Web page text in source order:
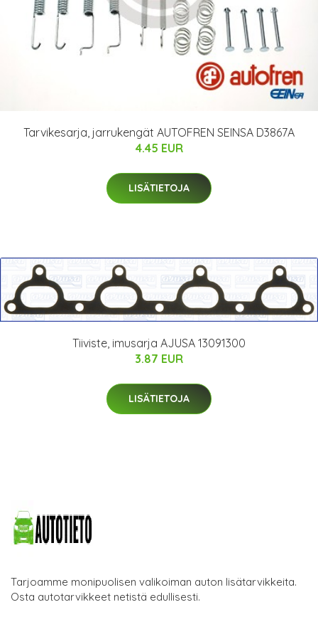
Tarvikesarja, jarrukengät AUTOFREN SEINSA D3867A
4.45 EUR
LISÄTIETOJA
Tiiviste, imusarja AJUSA 13091300
3.87 EUR
LISÄTIETOJA
Tarjoamme monipuolisen valikoiman auton lisätarvikkeita.
Osta autotarvikkeet netistä edullisesti.